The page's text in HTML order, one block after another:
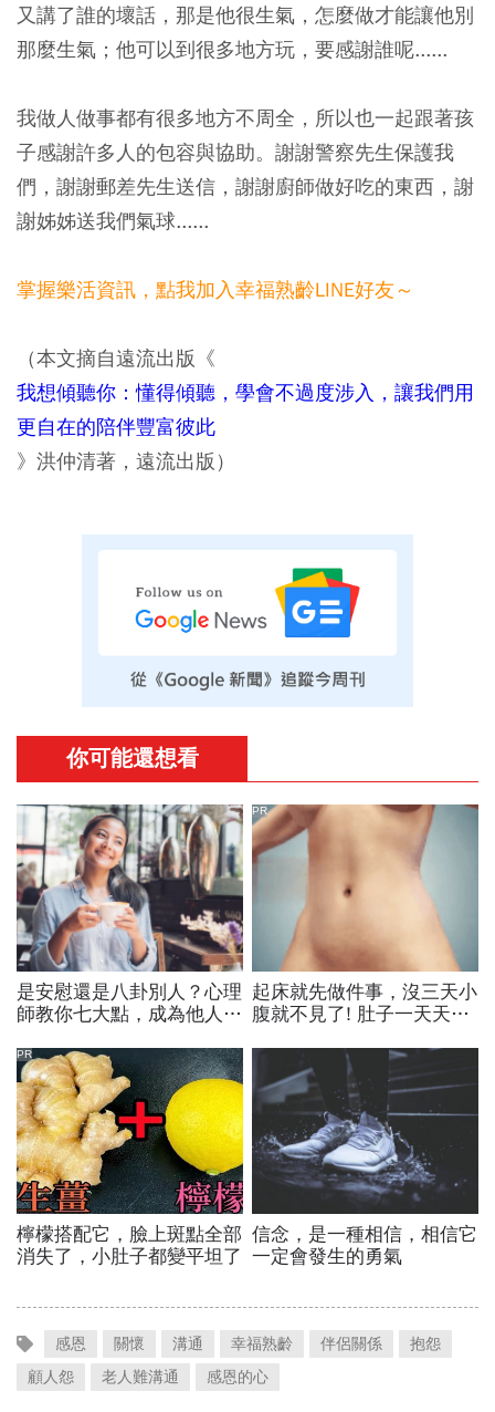
又講了誰的壞話，那是他很生氣，怎麼做才能讓他別
那麼生氣；他可以到很多地方玩，要感謝誰呢......
我做人做事都有很多地方不周全，所以也一起跟著孩
子感謝許多人的包容與協助。謝謝警察先生保護我
們，謝謝郵差先生送信，謝謝廚師做好吃的東西，謝
謝姊姊送我們氣球......
掌握樂活資訊，點我加入幸福熟齡LINE好友～
（本文摘自遠流出版《
我想傾聽你：懂得傾聽，學會不過度涉入，讓我們用
更自在的陪伴豐富彼此
》洪仲清著，遠流出版）
感恩 關懷 溝通 幸福熟齡 伴侶關係
抱怨
顧人怨
老人難溝通 感恩的心